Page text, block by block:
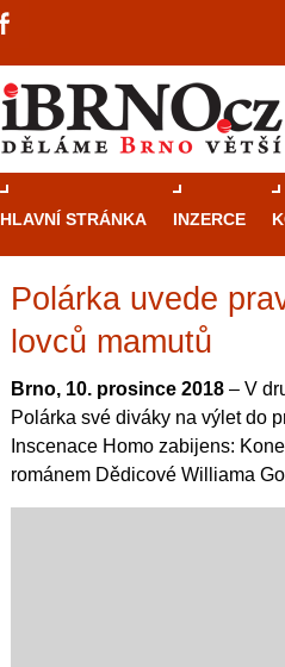
HLAVNÍ STRÁNKA INZERCE
Polárka uvede
lovců mamutů
Brno, 10. prosince 2018 – V
Polárka své diváky na výlet do
Inscenace Homo zabijens:
románem Dědicové Williama